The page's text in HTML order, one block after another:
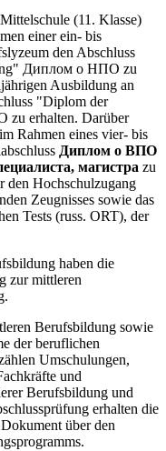
(11. Klasse)
einer ein- bis
den Abschluss
Диплом о НПО zu
Ausbildung an
"Diplom der
erhalten. Darüber
Rahmen eines vier- bis
Диплом о ВПО
магистра zu
den Hochschulzugang
Zeugnisses sowie das
Tests (russ. ORT), der
haben die
zur mittleren
Berufsbildung sowie
der beruflichen
Umschulungen,
und
Berufsbildung und
erhalten die
über den